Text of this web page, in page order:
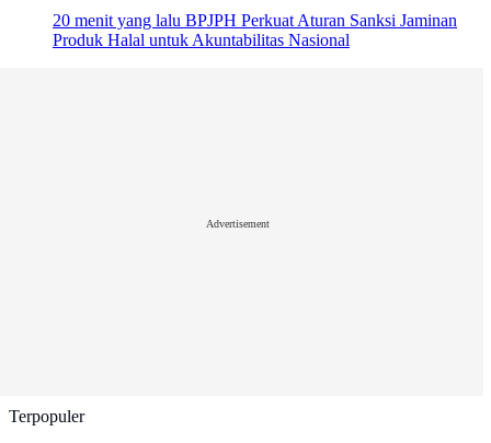
20 menit yang lalu BPJPH Perkuat Aturan Sanksi Jaminan
Produk Halal untuk Akuntabilitas Nasional
Advertisement
Terpopuler